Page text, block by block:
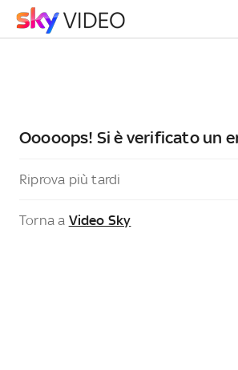
Ooooops! Si è verificato un
Riprova più tardi
Torna a Video Sky